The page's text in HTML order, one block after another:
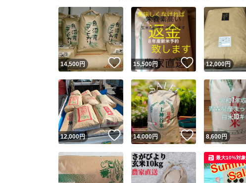
14,500円 いいね！
15,500円 いいね！
12,000円
12,000円 いいね！
14,000円 いいね！
8,600円
最大10%対象